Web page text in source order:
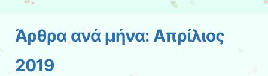
Μετάβαση στο περιεχόμενο
Άρθρα ανά μήνα: Απρίλιος
2019